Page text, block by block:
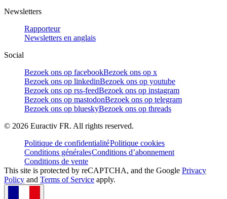
Newsletters
Rapporteur
Newsletters en anglais
Social
Bezoek ons op facebookBezoek ons op x
Bezoek ons op linkedinBezoek ons op youtube
Bezoek ons op rss-feedBezoek ons op instagram
Bezoek ons op mastodonBezoek ons op telegram
Bezoek ons op blueskyBezoek ons op threads
© 2026 Euractiv FR. All rights reserved.
Politique de confidentialitéPolitique cookies
Conditions généralesConditions d’abonnement
Conditions de vente
This site is protected by reCAPTCHA, and the Google Privacy
Policy and Terms of Service apply.